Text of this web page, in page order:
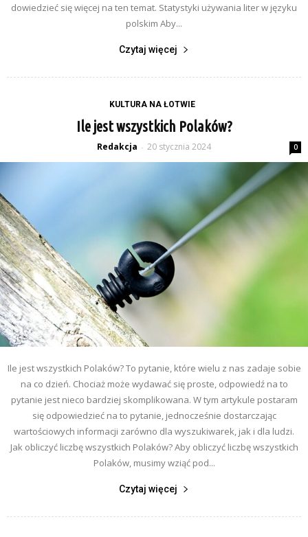
dowiedzieć się więcej na ten temat. Statystyki używania liter w języku
polskim Aby...
Czytaj więcej
KULTURA NA ŁOTWIE
Ile jest wszystkich Polaków?
Redakcja - 20 stycznia 2024 0
Ile jest wszystkich Polaków? To pytanie, które wielu z nas zadaje sobie
na co dzień. Chociaż może wydawać się proste, odpowiedź na to
pytanie jest nieco bardziej skomplikowana. W tym artykule postaram
się odpowiedzieć na to pytanie, jednocześnie dostarczając
wartościowych informacji zarówno dla wyszukiwarek, jak i dla ludzi.
Jak obliczyć liczbę wszystkich Polaków? Aby obliczyć liczbę wszystkich
Polaków, musimy wziąć pod...
Czytaj więcej